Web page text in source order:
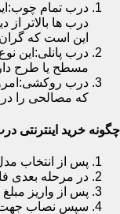
درب تمام
درب ها بالاتر
این است که
درب پانلی:این
مسطح یا طرح
درب
که مصالحی را در
چگونه خرید اینترنتی
پس از انتخاب
در مرحله بعدی
پس از واریز
سپس نصاب جهت